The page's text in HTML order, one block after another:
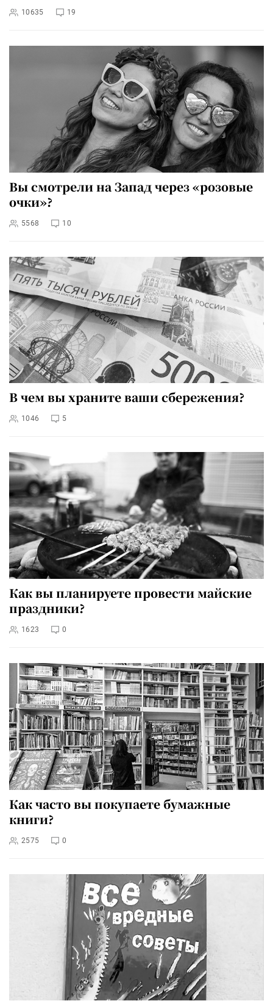
10635 19
Вы смотрели на Запад через «розовые
очки»?
5568 10
В чем вы храните ваши сбережения?
1046 5
Как вы планируете провести майские
праздники?
1623 0
Как часто вы покупаете бумажные
книги?
2575 0